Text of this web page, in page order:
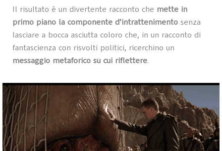
Il risultato è un divertente racconto che mette in
primo piano la componente d’intrattenimentosenza
lasciare a bocca asciutta coloro che, in un racconto di
fantascienza con risvolti politici, ricerchino un
messaggio metaforico su cui riflettere.